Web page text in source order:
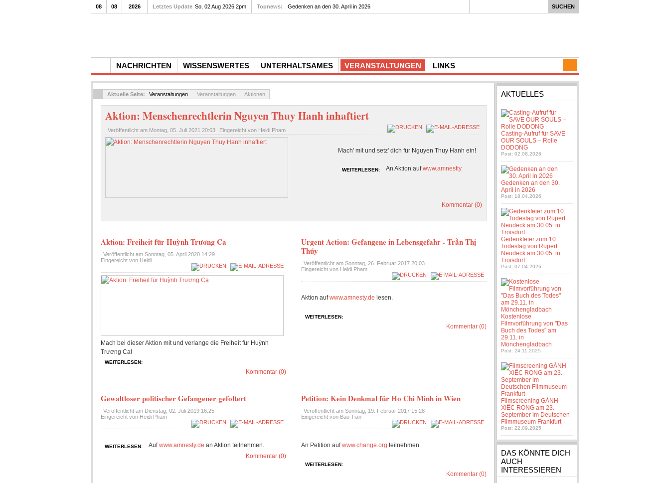
NACHRICHTEN WISSENSWERTES UNTERHALTSAMES VERANSTALTUNGEN LINKS
08 08 2026 Letztes Update So, 02 Aug 2026 2pm Topnews: Gedenken an den 30. April in 2026
Aktuelle Seite: Veranstaltungen Veranstaltungen Aktionen
Aktion: Menschenrechtlerin Nguyen Thuy Hanh inhaftiert
Veröffentlicht am Montag, 05. Juli 2021 20:03 Eingereicht von Heidi Pham
Mach' mit und setz' dich für Nguyen Thuy Hanh ein!
An Aktion aufwww.amnestty.
WEITERLESEN:
Kommentar (0)
Aktion: Freiheit für Huỳnh Trương Ca
Veröffentlicht am Sonntag, 05. April 2020 14:29
Eingereicht von Heidi
Mach bei dieser Aktion mit und verlange die Freiheit für Huỳnh
Trương Ca!
WEITERLESEN:
Kommentar (0)
Urgent Action: Gefangene in Lebensgefahr - Trần Thị
Thúy
Veröffentlicht amSonntag, 26. Februar 2017 20:03
Eingereicht von Heidi Pham
Aktion aufwww.amnesty.de lesen.
WEITERLESEN:
Kommentar (0)
Gewaltloser politischer Gefangener gefoltert
Veröffentlicht am Dienstag, 02. Juli 2019 16:25
Eingereicht von Heidi Pham
Aufwww.amnesty.de an Aktion teilnehmen.
WEITERLESEN:
Kommentar (0)
Petition: Kein Denkmal für Ho Chi Minh in Wien
Veröffentlicht amSonntag, 19. Februar 2017 15:28
Eingereicht von Bao Tian
An Petition aufwww.change.org teilnehmen.
WEITERLESEN:
Kommentar (0)
AKTUELLES
Casting-Aufruf für SAVE
OUR SOULS – Rolle
DODONG
Post: 02.08.2026
Gedenken an den 30.
April in 2026
Post: 18.04.2026
Gedenkfeier zum 10.
Todestag von Rupert
Neudeck am 30.05. in
Troisdorf
Post: 07.04.2026
Kostenlose
Filmvorführung von "Das
Buch des Todes" am
29.11. in
Mönchengladbach
Post: 24.11.2025
Filmscreening GÁNH
XIÊC RONG am 23.
September im Deutschen
Filmmuseum Frankfurt
Post: 22.09.2025
DAS KÖNNTE DICH
AUCH
INTERESSIEREN